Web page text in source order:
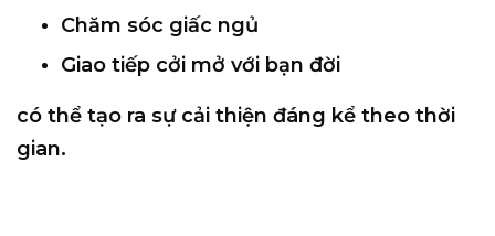
Chăm sóc giấc ngủ
Giao tiếp cởi mở với bạn đời
có thể tạo ra sự cải thiện đáng kể theo thời
gian.